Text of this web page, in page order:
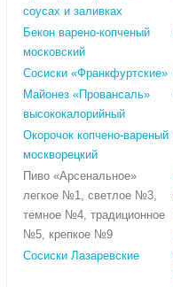
соусах и заливках
Бекон варено-копченый
московский
Сосиски «Франкфуртские»
Майонез «Провансаль»
высококалорийный
Окорочок копчено-вареный
москворецкий
Пиво «Арсенальное»
легкое №1, светлое №3,
темное №4, традиционное
№5, крепкое №9
Сосиски Лазаревские